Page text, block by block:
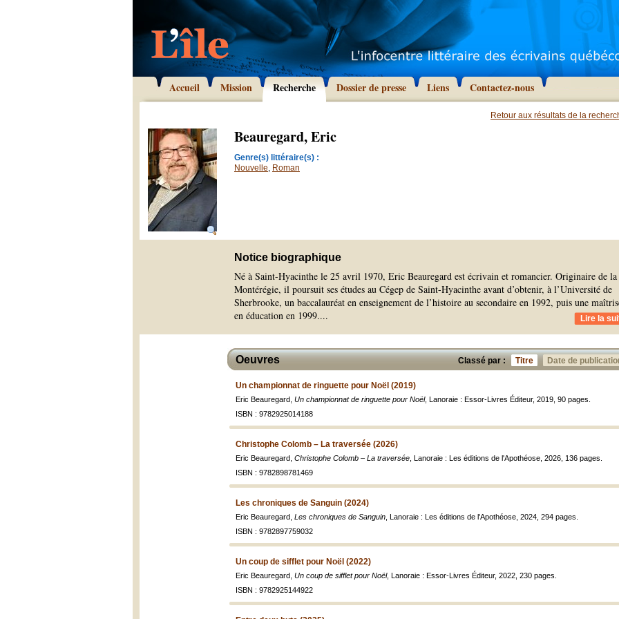
Accueil Mission Recherche Dossier de presse Liens Contactez-nous
Retour aux résultats de la
Beauregard, Eric
Genre(s) littéraire(s) :
Nouvelle, Roman
Notice biographique
Né à Saint-Hyacinthe le 25 avril 1970, Eric Beauregard est écrivain et romancier. Originaire de la
Montérégie, il poursuit ses études au Cégep de Saint-Hyacinthe avant d’obtenir, à l’Université de
Sherbrooke, un baccalauréat en enseignement de l’histoire au secondaire en 1992, puis une
en éducation en 1999.... Lire la
Classé par : Titre Date de
Oeuvres
Un championnat de ringuette pour Noël (2019)
Eric Beauregard, Un championnat de ringuette pour Noël, Lanoraie : Essor-Livres Éditeur, 2019, 90 pages.
ISBN : 9782925014188
Christophe Colomb – La traversée (2026)
Eric Beauregard, Christophe Colomb – La traversée , Lanoraie : Les éditions de l'Apothéose, 2026, 136 pages.
ISBN : 9782898781469
Les chroniques de Sanguin (2024)
Eric Beauregard, Les chroniques de Sanguin , Lanoraie : Les éditions de l'Apothéose, 2024, 294 pages.
ISBN : 9782897759032
Un coup de sifflet pour Noël (2022)
Eric Beauregard, Un coup de sifflet pour Noël, Lanoraie : Essor-Livres Éditeur, 2022, 230 pages.
ISBN : 9782925144922